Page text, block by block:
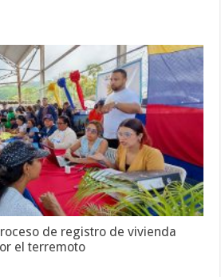
de registro de vivienda
el terremoto